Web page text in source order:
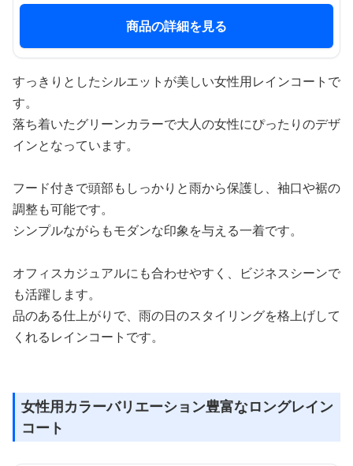
商品の詳細を見る
すっきりとしたシルエットが美しい女性用レインコートで
す。
落ち着いたグリーンカラーで大人の女性にぴったりのデザ
インとなっています。
フード付きで頭部もしっかりと雨から保護し、袖口や裾の
調整も可能です。
シンプルながらもモダンな印象を与える一着です。
オフィスカジュアルにも合わせやすく、ビジネスシーンで
も活躍します。
品のある仕上がりで、雨の日のスタイリングを格上げして
くれるレインコートです。
女性用カラーバリエーション豊富なロングレイン
コート